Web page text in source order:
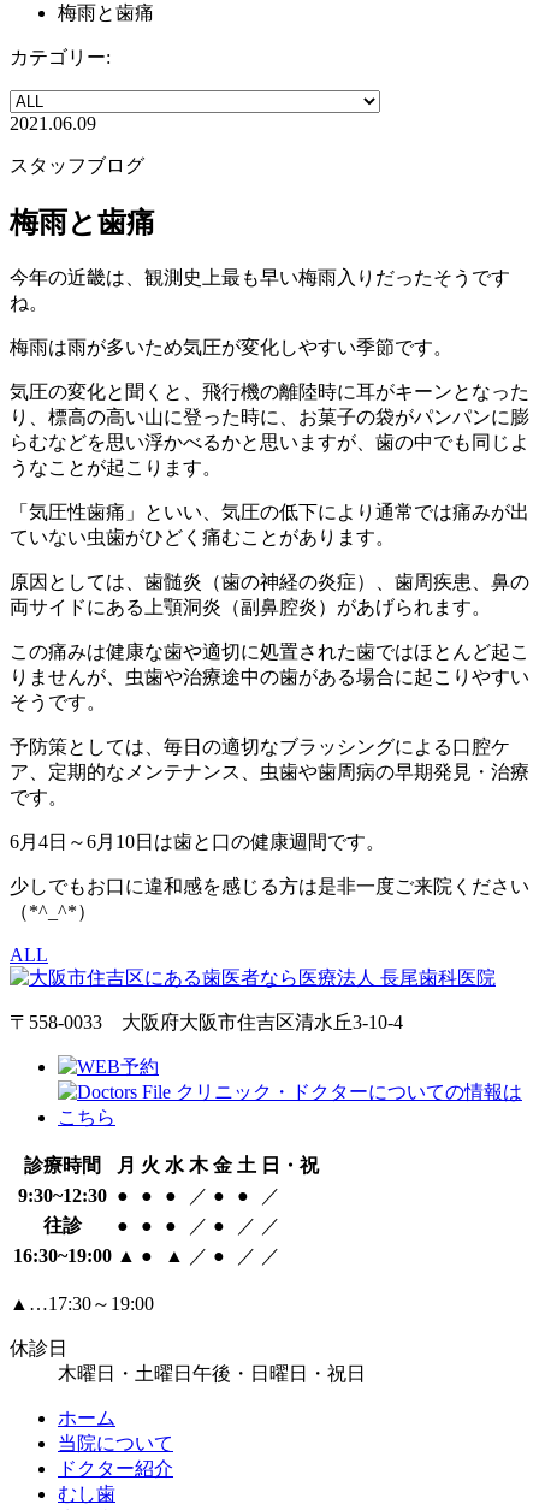
梅雨と歯痛
カテゴリー:
2021.06.09
スタッフブログ
梅雨と歯痛
今年の近畿は、観測史上最も早い梅雨入りだったそうです
ね。
梅雨は雨が多いため気圧が変化しやすい季節です。
気圧の変化と聞くと、飛行機の離陸時に耳がキーンとなった
り、標高の高い山に登った時に、お菓子の袋がパンパンに膨
らむなどを思い浮かべるかと思いますが、歯の中でも同じよ
うなことが起こります。
「気圧性歯痛」といい、気圧の低下により通常では痛みが出
ていない虫歯がひどく痛むことがあります。
原因としては、歯髄炎（歯の神経の炎症）、歯周疾患、鼻の
両サイドにある上顎洞炎（副鼻腔炎）があげられます。
この痛みは健康な歯や適切に処置された歯ではほとんど起こ
りませんが、虫歯や治療途中の歯がある場合に起こりやすい
そうです。
予防策としては、毎日の適切なブラッシングによる口腔ケ
ア、定期的なメンテナンス、虫歯や歯周病の早期発見・治療
です。
6月4日～6月10日は歯と口の健康週間です。
少しでもお口に違和感を感じる方は是非一度ご来院ください
（*^_^*）
ALL
〒558-0033 大阪府大阪市住吉区清水丘3-10-4
診療時間 月 火 水 木 金 土 日・祝
9:30~12:30 ● ● ● ／ ● ●
／
往診
● ● ● ／ ● ／ ／
16:30~19:00 ▲ ● ▲ ／ ● ／ ／
▲…17:30～19:00
休診日
木曜日・土曜日午後・日曜日・祝日
ホーム
当院について
ドクター紹介
むし歯